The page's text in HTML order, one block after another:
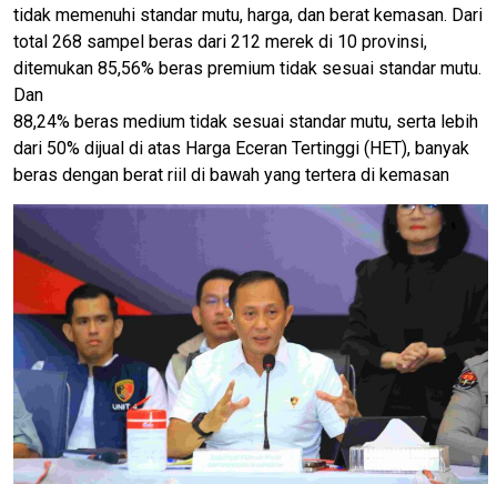
tidak memenuhi standar mutu, harga, dan berat kemasan. Dari
total 268 sampel beras dari 212 merek di 10 provinsi,
ditemukan 85,56% beras premium tidak sesuai standar mutu.
Dan
88,24% beras medium tidak sesuai standar mutu, serta lebih
dari 50% dijual di atas Harga Eceran Tertinggi (HET), banyak
beras dengan berat riil di bawah yang tertera di kemasan